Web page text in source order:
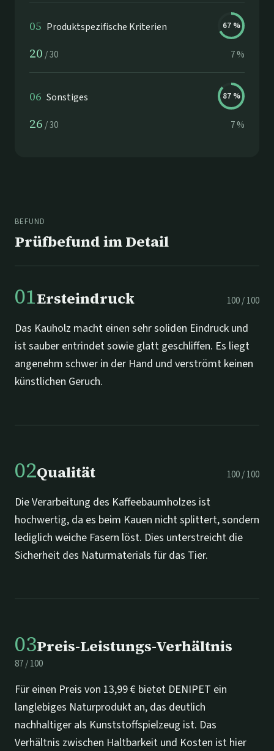
05 Produktspezifische Kriterien 67%
20 /30 7%
06 Sonstiges 87%
26 /30 7%
BEFUND
Prüfbefund im Detail
01Ersteindruck 100/100
Das Kauholz macht einen sehr soliden Eindruck und
ist sauber entrindet sowie glatt geschliffen. Es liegt
angenehm schwer in der Hand und verströmt keinen
künstlichen Geruch.
02Qualität 100/100
Die Verarbeitung des Kaffeebaumholzes ist
hochwertig, da es beim Kauen nicht splittert, sondern
lediglich weiche Fasern löst. Dies unterstreicht die
Sicherheit des Naturmaterials für das Tier.
03Preis-Leistungs-Verhältnis
87/100
Für einen Preis von 13,99 € bietet DENIPET ein
langlebiges Naturprodukt an, das deutlich
nachhaltiger als Kunststoffspielzeug ist. Das
Verhältnis zwischen Haltbarkeit und Kosten ist hier